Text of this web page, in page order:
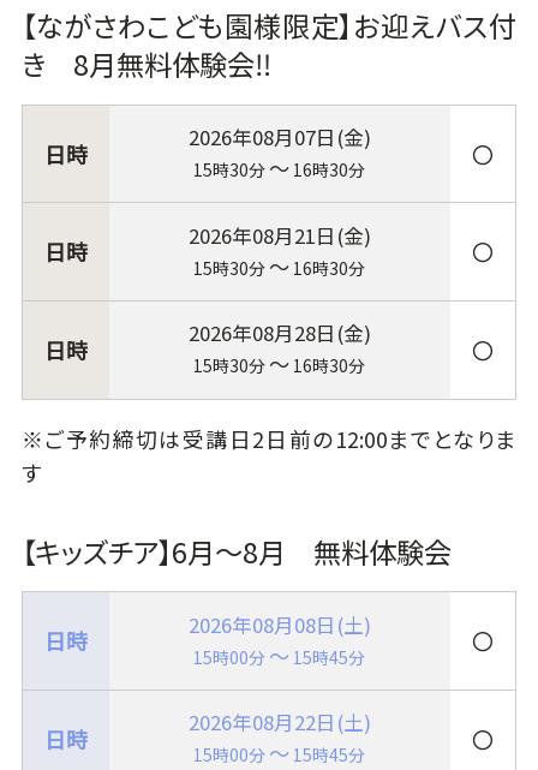
【ながさわこども園様限定】お迎えバス付
き 8月無料体験会‼
2026年08月07日(金)
15時30分 ～ 16時30分
〇
2026年08月21日(金)
15時30分 ～ 16時30分
〇
2026年08月28日(金)
15時30分 ～ 16時30分
〇
※ご予約締切は受講日2日前の12:00までとなりま
す
【キッズチア】6月～8月 無料体験会
2026年08月08日(土)
15時00分 ～ 15時45分
〇
2026年08月22日(土)
15時00分 ～ 15時45分
〇